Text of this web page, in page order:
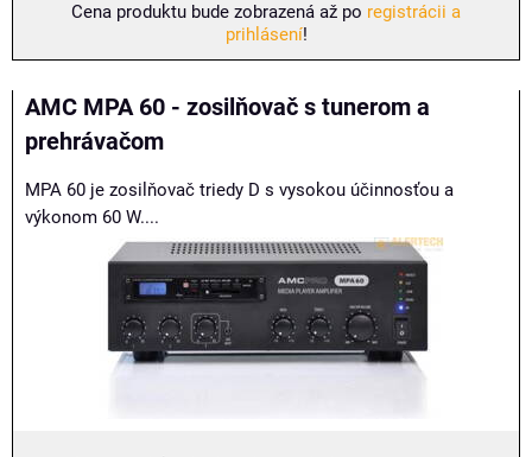
Cena produktu bude zobrazená až po registrácii a
prihlásení!
AMC MPA 60 - zosilňovač s tunerom a
prehrávačom
MPA 60 je zosilňovač triedy D s vysokou účinnosťou a
výkonom 60 W....